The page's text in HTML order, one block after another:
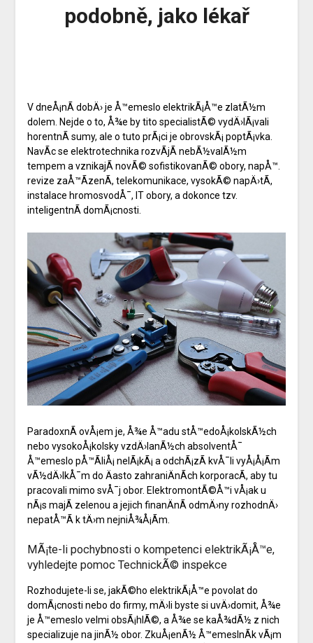
podobně, jako lékař
V dneÅ¡nÃ­ dobÄ› je Å™emeslo elektrikÃ¡Å™e zlatÃ½m
dolem. Nejde o to, Å¾e by tito specialistÃ© vydÄ›lÃ¡vali
horentnÃ­ sumy, ale o tuto prÃ¡ci je obrovskÃ¡ poptÃ¡vka.
NavÃ­c se elektrotechnika rozvÃ­jÃ­ nebÃ½valÃ½m
tempem a vznikajÃ­ novÃ© sofistikovanÃ© obory, napÅ™.
revize zaÅ™Ã­zenÃ­, telekomunikace, vysokÃ© napÄ›tÃ­,
instalace hromosvodÅ¯, IT obory, a dokonce tzv.
inteligentnÃ­ domÃ¡cnosti.
ParadoxnÃ­ ovÅ¡em je, Å¾e Å™adu stÅ™edoÅ¡kolskÃ½ch
nebo vysokoÅ¡kolsky vzdÄ›lanÃ½ch absolventÅ¯
Å™emeslo pÅ™Ã­liÅ¡ nelÃ¡kÃ¡ a odchÃ¡zÃ­ kvÅ¯li vyÅ¡Å¡Ã­m
vÃ½dÄ›lkÅ¯m do Äasto zahraniÄnÃ­ch korporacÃ­, aby tu
pracovali mimo svÅ¯j obor. ElektromontÃ©Å™i vÅ¡ak u
nÃ¡s majÃ­ zelenou a jejich finanÄnÃ­ odmÄ›ny rozhodnÄ›
nepatÅ™Ã­ k tÄ›m nejniÅ¾Å¡Ã­m.
MÃ¡te-li pochybnosti o kompetenci elektrikÃ¡Å™e,
vyhledejte pomoc TechnickÃ© inspekce
Rozhodujete-li se, jakÃ©ho elektrikÃ¡Å™e povolat do
domÃ¡cnosti nebo do firmy, mÄ›li byste si uvÄ›domit, Å¾e
je Å™emeslo velmi obsÃ¡hlÃ©, a Å¾e se kaÅ¾dÃ½ z nich
specializuje na jinÃ½ obor. ZkuÅ¡enÃ½ Å™emeslnÃ­k vÃ¡m